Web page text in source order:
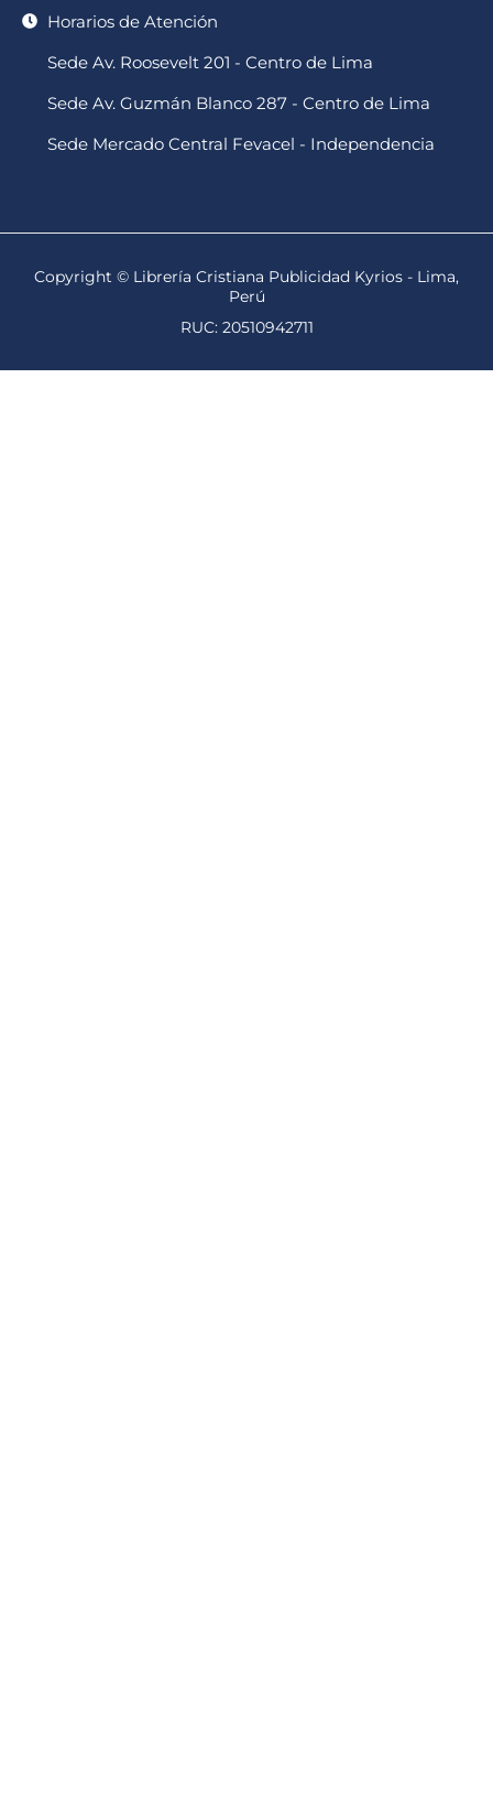
Horarios de Atención
Sede Av. Roosevelt 201 - Centro de Lima
Sede Av. Guzmán Blanco 287 - Centro de Lima
Sede Mercado Central Fevacel - Independencia
Copyright © Librería Cristiana Publicidad Kyrios - Lima,
Perú
RUC: 20510942711